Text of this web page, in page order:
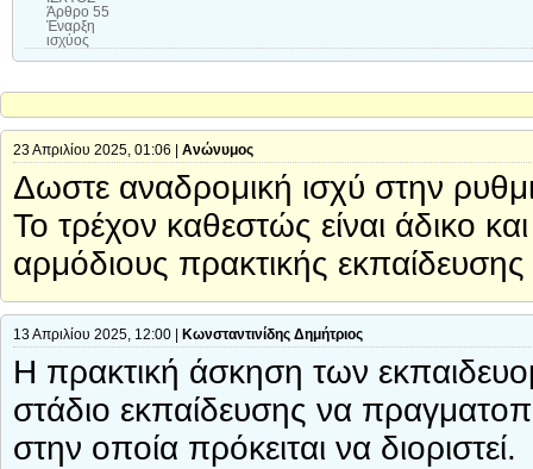
Άρθρο 55
Έναρξη
ισχύος
23 Απριλίου 2025, 01:06 | Ανώνυμος
Δωστε αναδρομική ισχύ στην
Το τρέχον καθεστώς είναι άδικο
αρμόδιους πρακτικής
13 Απριλίου 2025, 12:00 | Κωνσταντινίδης Δημήτριος
Η πρακτική άσκηση των
στάδιο εκπαίδευσης να
στην οποία πρόκειται να διοριστεί.